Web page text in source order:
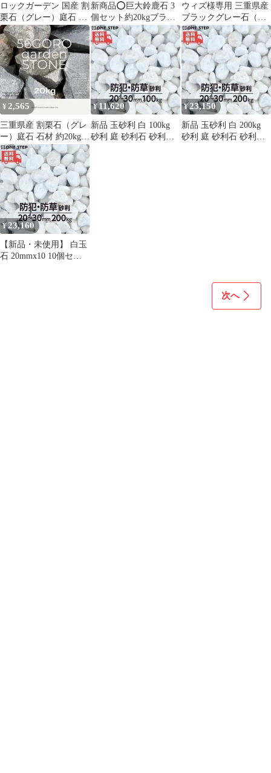
ロックガーデン 国産 割
栗石（グレー）庭石 園
芸用20kg クラッシュロ
ック
新商品⭕️巨大鈴鹿石 3
個セット約20kgブラッ
クグレー系 ドライガー
デン割栗石
ウィズ様専用 三重県産
ブラックグレー石（約
3cm〜7cm）
¥2,565
三重県産 割栗石（グレ
ー）庭石 石材 約20kg
クラッシュロック アク
アリウム
¥ 11,620
新品 玉砂利 白 100kg
砂利 庭 砂利石 砂利敷
¥ 23,150
新品 玉砂利 白 200kg
砂利 庭 砂利石 砂利敷
¥23,160
【新品・未使用】 白玉
石 20mmx10 10個セッ
次へ